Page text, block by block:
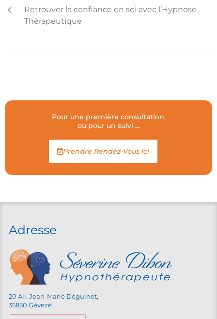
Retrouver la confiance en soi avec l’Hypnose
Thérapeutique
Pour une première consultation,
ou pour un suivi ...
Prendre Rendez-Vous Ici
Adresse
20 All. Jean-Marie Déguinet,
35850 Gévezé